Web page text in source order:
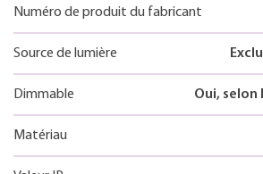
Numéro de produit du fabricant
Source de lumière
Dimmable Oui, selon
Matériau